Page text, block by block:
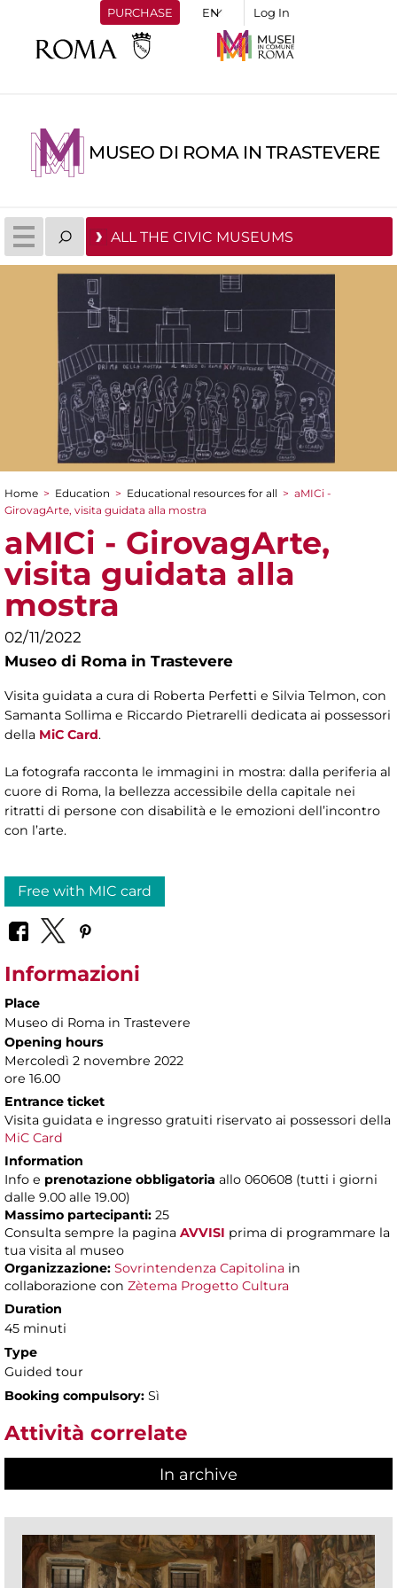
PURCHASE Log In
MUSEO DI ROMA IN TRASTEVERE
ALL THE CIVIC MUSEUMS
You are here
Home > Education > Educational resources for all > aMICi -
GirovagArte, visita guidata alla mostra
aMICi - GirovagArte,
visita guidata alla
mostra
02/11/2022
Museo di Roma in Trastevere
Visita guidata a cura di Roberta Perfetti e Silvia Telmon, con
Samanta Sollima e Riccardo Pietrarelli dedicata ai possessori
della MiC Card.
La fotografa racconta le immagini in mostra: dalla periferia al
cuore di Roma, la bellezza accessibile della capitale nei
ritratti di persone con disabilità e le emozioni dell’incontro
con l’arte.
Free with MIC card
Informazioni
Place
Museo di Roma in Trastevere
Opening hours
Mercoledì 2 novembre 2022
ore 16.00
Entrance ticket
Visita guidata e ingresso gratuiti riservato ai possessori della
MiC Card
Information
Info e prenotazione obbligatoria allo 060608 (tutti i giorni
dalle 9.00 alle 19.00)
Massimo partecipanti: 25
Consulta sempre la pagina AVVISI prima di programmare la
tua visita al museo
Organizzazione: Sovrintendenza Capitolina in
collaborazione con Zètema Progetto Cultura
Duration
45 minuti
Type
Guided tour
Booking compulsory: Sì
Attività correlate
In archive